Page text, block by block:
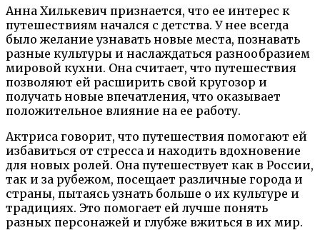
Анна Хилькевич признается, что ее интерес к
путешествиям начался с детства. У нее всегда
было желание узнавать новые места, познавать
разные культуры и наслаждаться разнообразием
мировой кухни. Она считает, что путешествия
позволяют ей расширить свой кругозор и
получать новые впечатления, что оказывает
положительное влияние на ее работу.
Актриса говорит, что путешествия помогают ей
избавиться от стресса и находить вдохновение
для новых ролей. Она путешествует как в России,
так и за рубежом, посещает различные города и
страны, пытаясь узнать больше о их культуре и
традициях. Это помогает ей лучше понять
разных персонажей и глубже вжиться в их мир.